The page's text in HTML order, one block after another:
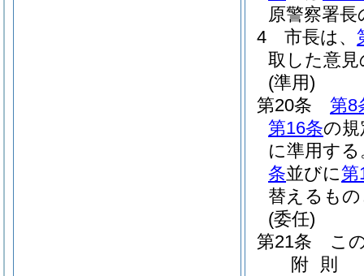
原警察署
4
市長は、
取した意
(準用)
第20条
第8
第16条の規
に準用する
条並びに第
替えるも
(委任)
第21条
こ
附 則